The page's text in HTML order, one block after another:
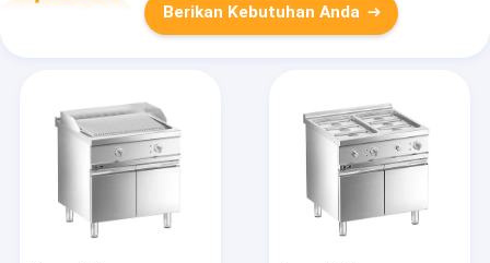
Berikan Kebutuhan Anda